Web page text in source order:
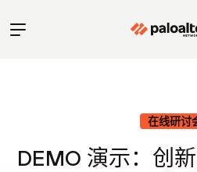
在线研讨
DEMO 演示：创